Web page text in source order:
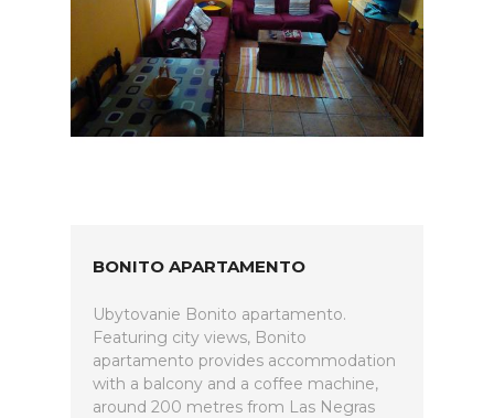
BONITO APARTAMENTO
Ubytovanie Bonito apartamento.
Featuring city views, Bonito
apartamento provides accommodation
with a balcony and a coffee machine,
around 200 metres from Las Negras